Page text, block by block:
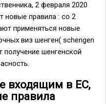
2 февраля 2020
новые правила : со 2
применяться новые
виз шенген( schengen
получение шенгенской
входящим в ЕС,
правила